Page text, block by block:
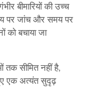
बीमारियों की उच्च
पर जांच और समय पर
को बचाया जा
तक सीमित नहीं है,
एक अत्यंत सुदृढ़